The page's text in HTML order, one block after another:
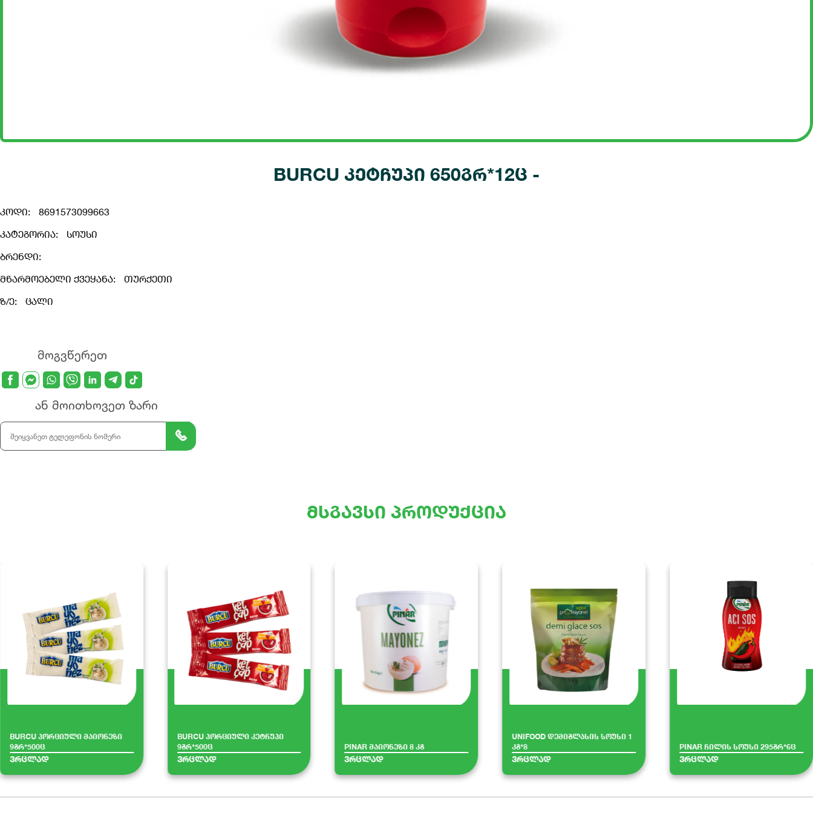
BURCU კეტჩუპი 650გრ*12ც -
კოდი:
8691573099663
კატეგორია:
სოუსი
ბრენდი:
მწარმოებელი ქვეყანა:
თურქეთი
ზ/ე:
ცალი
მოგვწერეთ
ან მოითხოვეთ ზარი
მსგავსი პროდუქცია
BURCU პორციული მაიონეზი
9გრ*500ც
ვრცლად
BURCU პორციული კეტჩუპი
9გრ*500ც
ვრცლად
PINAR მაიონეზი 8 კგ
ვრცლად
UNIFOOD დემიგლასის სოუსი 1
კგ*8
ვრცლად
PINAR ჩილის სოუსი 295გრ*6ც
ვრცლად